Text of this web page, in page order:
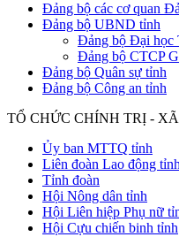
Đảng bộ các cơ quan
Đảng bộ UBND tỉnh
Đảng bộ Đại học
Đảng bộ CTCP
Đảng bộ Quân sự tỉnh
Đảng bộ Công an tỉnh
TỔ CHỨC CHÍNH TRỊ -
Ủy ban MTTQ tỉnh
Liên đoàn Lao động tỉnh
Tỉnh đoàn
Hội Nông dân tỉnh
Hội Liên hiệp Phụ nữ
Hội Cựu chiến binh tỉnh